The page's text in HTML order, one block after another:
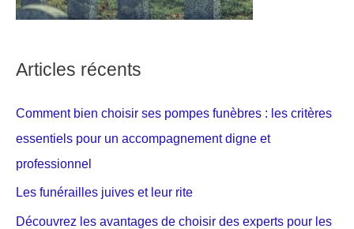
Articles récents
Comment bien choisir ses pompes funèbres : les critères
essentiels pour un accompagnement digne et
professionnel
Les funérailles juives et leur rite
Découvrez les avantages de choisir des experts pour les